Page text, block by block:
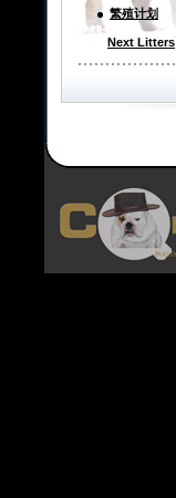
繁殖计划
Next Litters